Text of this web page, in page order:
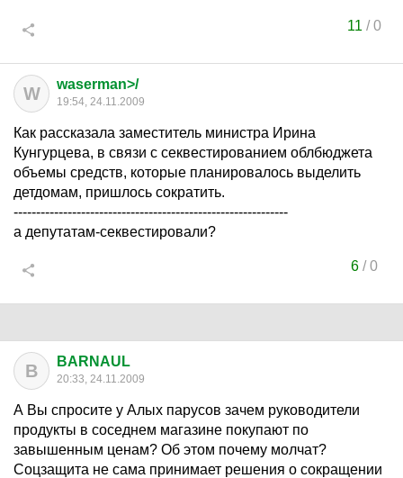
11 /0
W waserman>/
19:54, 24.11.2009
Как рассказала заместитель министра Ирина
Кунгурцева, в связи с секвестированием облбюджета
объемы средств, которые планировалось выделить
детдомам, пришлось сократить.
-------------------------------------------------------------
а депутатам-секвестировали?
6/0
B BARNAUL
20:33, 24.11.2009
А Вы спросите у Алых парусов зачем руководители
продукты в соседнем магазине покупают по
завышенным ценам? Об этом почему молчат?
Соцзащита не сама принимает решения о сокращении